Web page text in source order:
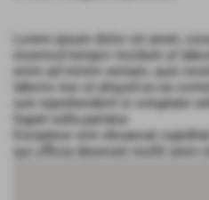
Lorem ipsum dolor sit amet,
eiusmod tempor incidunt ut
enim ad minim veniam, quis
laboris nisi ut aliquid ex ea
iure reprehenderit in voluptate
fugiat nulla pariatur.
Excepteur sint obcaecat
qui officia deserunt mollit anim